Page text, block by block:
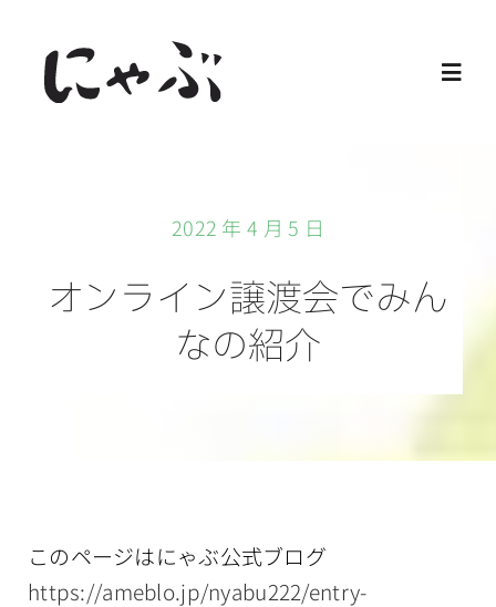
content
譲渡会
2022 年 4 月 5 日
オンライン譲渡会でみん
なの紹介
このページはにゃぶ公式ブログ
https://ameblo.jp/nyabu222/entry-